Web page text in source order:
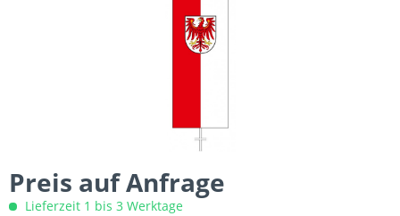
Preis auf Anfrage
Lieferzeit 1 bis 3 Werktage